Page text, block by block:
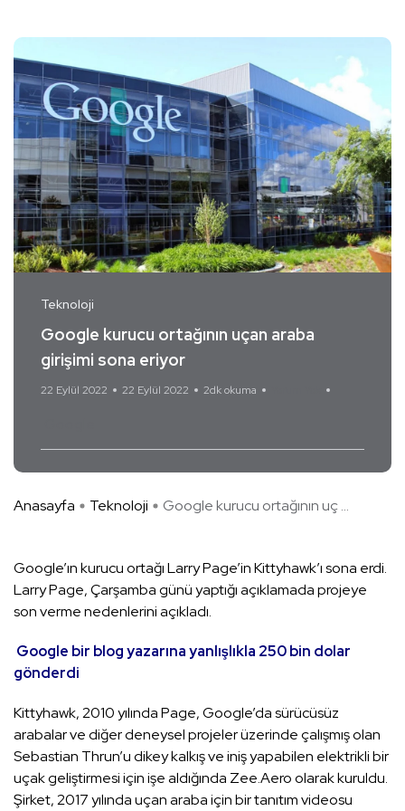
Teknoloji
Google kurucu ortağının uçan araba
girişimi sona eriyor
22 Eylül 2022 22 Eylül 2022 2dk okuma
Anasayfa Teknoloji Google kurucu ortağının uç ...
Google’ın kurucu ortağı Larry Page’in Kittyhawk’ı sona erdi.
Larry Page, Çarşamba günü yaptığı açıklamada projeye
son verme nedenlerini açıkladı.
Google bir blog yazarına yanlışlıkla 250 bin dolar
gönderdi
Kittyhawk, 2010 yılında Page, Google’da sürücüsüz
arabalar ve diğer deneysel projeler üzerinde çalışmış olan
Sebastian Thrun’u dikey kalkış ve iniş yapabilen elektrikli bir
uçak geliştirmesi için işe aldığında Zee.Aero olarak kuruldu.
Şirket, 2017 yılında uçan araba için bir tanıtım videosu